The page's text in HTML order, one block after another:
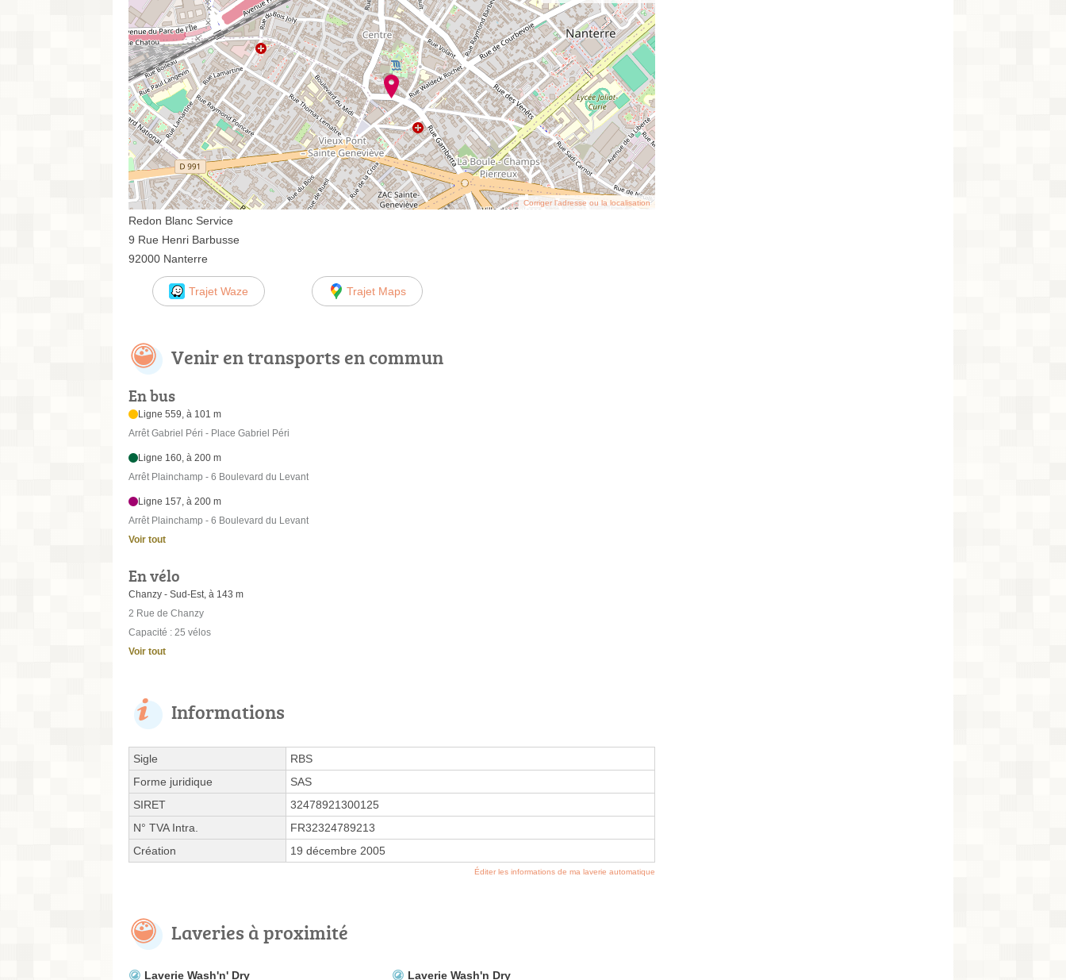
Corriger l’adresse ou la localisation
Redon Blanc Service
9 Rue Henri Barbusse
92000 Nanterre
Trajet Waze Trajet Maps
Venir en transports en commun
En bus
Ligne 559, à 101 m
Arrêt Gabriel Péri - Place Gabriel Péri
Ligne 160, à 200 m
Arrêt Plainchamp - 6 Boulevard du Levant
Ligne 157, à 200 m
Arrêt Plainchamp - 6 Boulevard du Levant
Voir tout
En vélo
Chanzy - Sud-Est, à 143 m
2 Rue de Chanzy
Capacité : 25 vélos
Voir tout
Informations
Sigle
RBS
Forme juridique
SAS
SIRET
32478921300125
N° TVA Intra.
FR32324789213
Création
19 décembre 2005
Éditer les informations de ma laverie automatique
Laveries à proximité
Laverie Wash'n' Dry Laverie Wash'n Dry